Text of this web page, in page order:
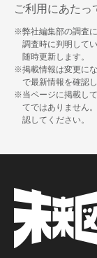
ご利用にあたっ
※弊社編集部の調査
調査時に判明して
随時更新します。
※掲載情報は変更に
で最新情報を確認
※当ページに掲載し
てではありません
認してください。